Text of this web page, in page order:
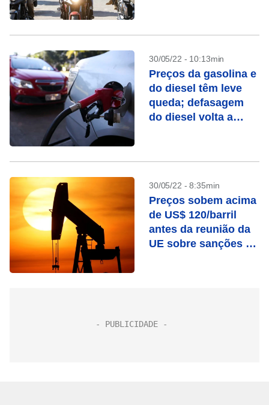
30/05/22 - 10:13min
Preços da gasolina e
do diesel têm leve
queda; defasagem
do diesel volta a
30/05/22 - 8:35min
Preços sobem acima
de US$ 120/barril
antes da reunião da
UE sobre sanções à